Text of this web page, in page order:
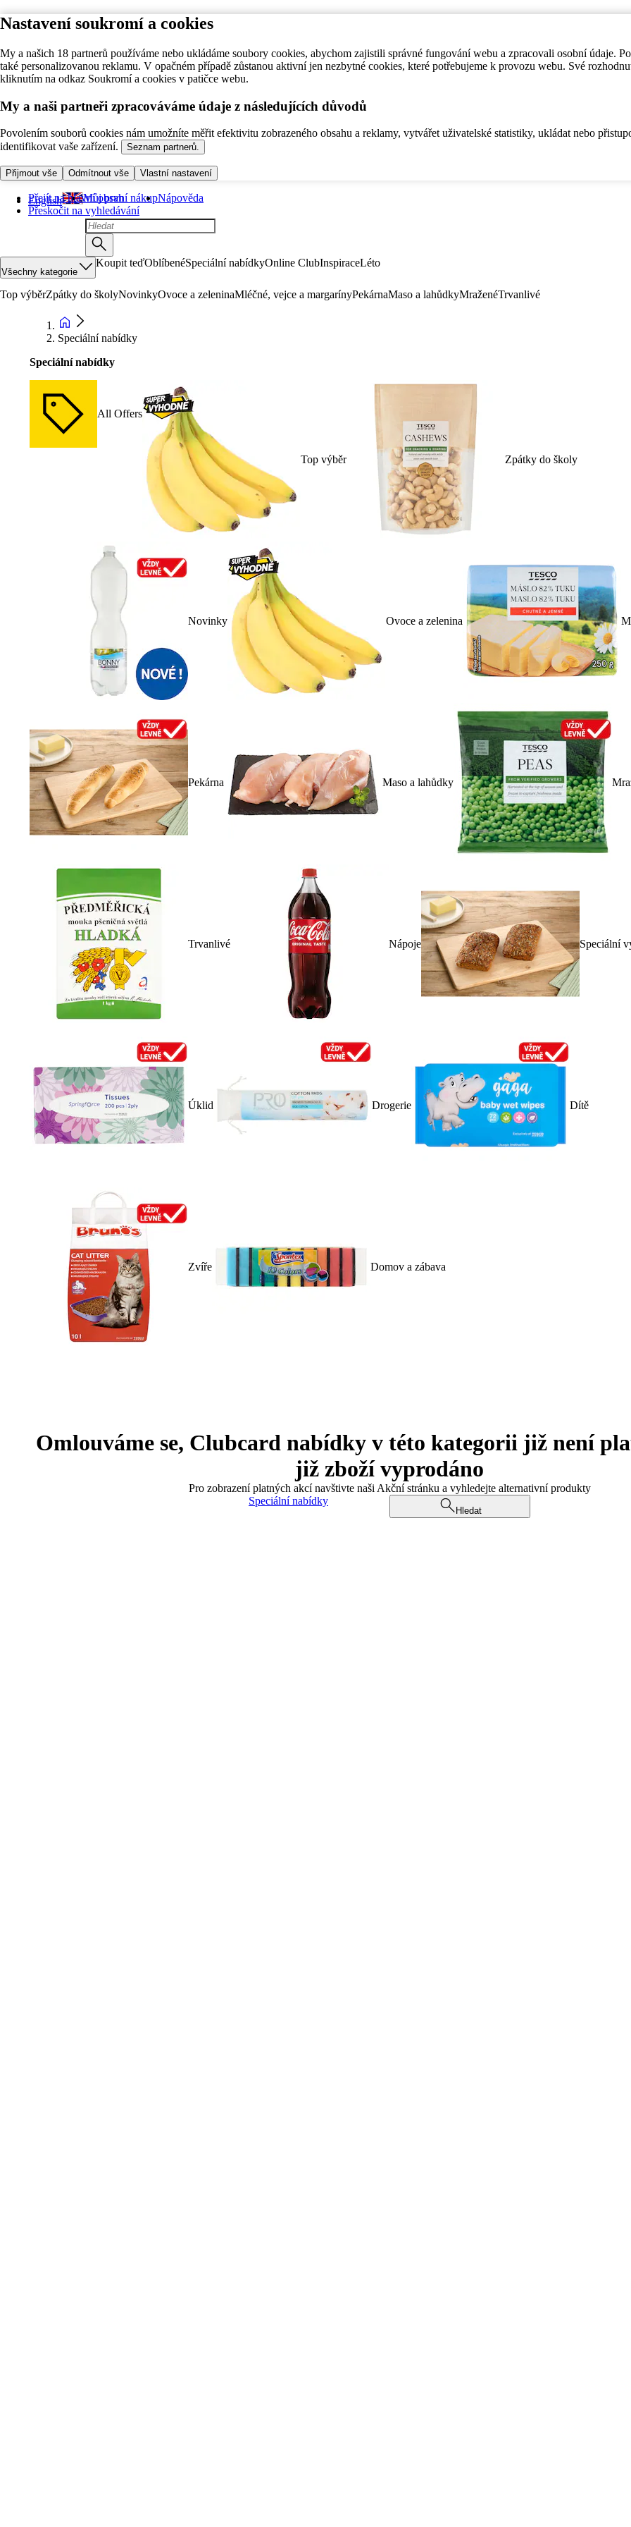
Nastavení soukromí a cookies
My a našich 18 partnerů používáme nebo ukládáme soubory cookies, abychom zajistili správné fungování webu a zpracovali osobní údaje.
také personalizovanou reklamu. V opačném případě zůstanou aktivní jen nezbytné cookies, které potřebujeme k provozu webu. Své
kliknutím na odkaz Soukromí a cookies v patičce webu.
My a naši partneři zpracováváme údaje z následujících důvodů
Povolením souborů cookies nám umožníte měřit efektivitu zobrazeného obsahu a reklamy, vytvářet uživatelské statistiky, ukládat nebo
identifikovat vaše zařízení.
Seznam partnerů.
Přijmout vše Odmítnout vše Vlastní nastavení
Přejít na hlavní obsah
Přeskočit na vyhledávání
English Můj první nákupNápověda
Všechny kategorie
Koupit teďOblíbenéSpeciální nabídkyOnline ClubInspiraceLéto
Top výběrZpátky do školyNovinkyOvoce a zeleninaMléčné, vejce a margarínyPekárnaMaso a lahůdkyMraženéTrvanlivé
Speciální nabídky
Speciální nabídky
All Offers
Top výběr Zpátky do školy
Novinky Ovoce a zelenina
Pekárna Maso a lahůdky
Trvanlivé Nápoje Speciální
Úklid Drogerie Dítě
Zvíře Domov a zábava
Omlouváme se, Clubcard nabídky v této kategorii již není
již zboží vyprodáno
Pro zobrazení platných akcí navštivte naši Akční stránku a vyhledejte alternativní produkty
Speciální nabídky
Hledat